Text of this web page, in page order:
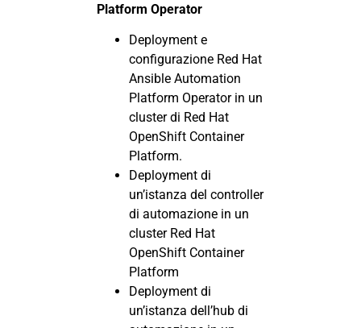
Platform Operator
Deployment e
configurazione Red Hat
Ansible Automation
Platform Operator in un
cluster di Red Hat
OpenShift Container
Platform.
Deployment di
un’istanza del controller
di automazione in un
cluster Red Hat
OpenShift Container
Platform
Deployment di
un’istanza dell’hub di